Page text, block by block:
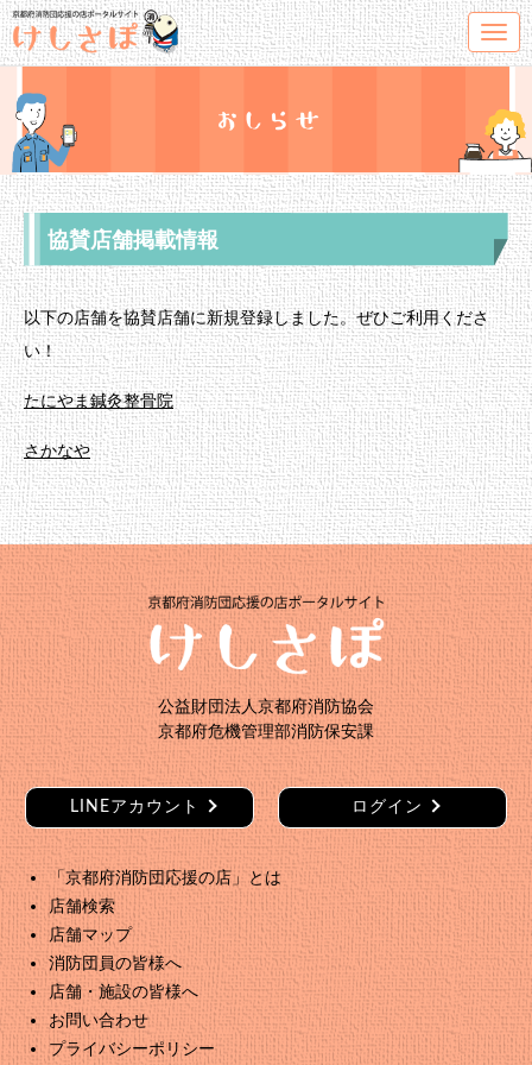
T
o
g
g
l
e
n
a
v
i
g
a
t
i
o
n
協賛店舗掲載情報
以下の店舗を協賛店舗に新規登録しました。ぜひご利用くださ
い！
たにやま鍼灸整骨院
さかなや
公益財団法人京都府消防協会
京都府危機管理部消防保安課
LINEアカウント ログイン
「京都府消防団応援の店」とは
店舗検索
店舗マップ
消防団員の皆様へ
店舗・施設の皆様へ
お問い合わせ
プライバシーポリシー